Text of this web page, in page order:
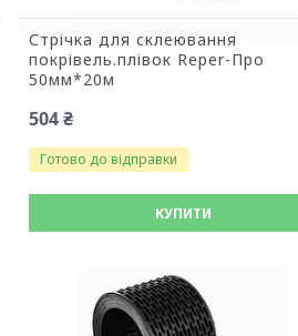
Стрічка для склеювання
покрівель.плівок Reper-Про
50мм*20м
504 ₴
Готово до відправки
КУПИТИ